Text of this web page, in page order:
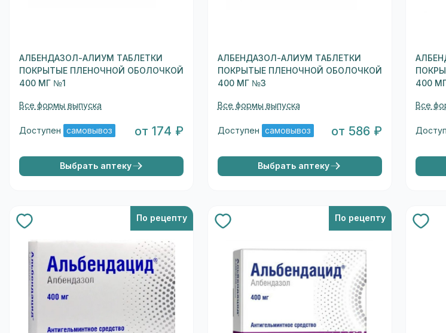
АЛБЕНДАЗОЛ-АЛИУМ ТАБЛЕТКИ
ПОКРЫТЫЕ ПЛЕНОЧНОЙ ОБОЛОЧКОЙ
400 МГ №1
Все формы выпуска
Доступен самовывоз от 174 ₽
Выбрать аптеку
АЛБЕНДАЗОЛ-АЛИУМ ТАБЛЕТКИ
ПОКРЫТЫЕ ПЛЕНОЧНОЙ ОБОЛОЧКОЙ
400 МГ №3
Все формы выпуска
Доступен самовывоз от 586 ₽
Выбрать аптеку
400
Все
По рецепту По рецепту